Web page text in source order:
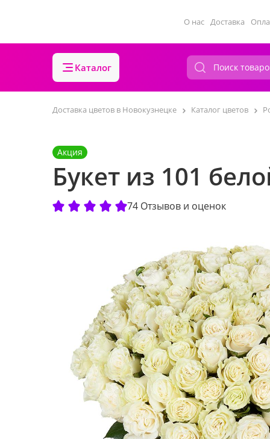
О нас Доставка
Каталог
Доставка цветов в Новокузнецке Каталог цветов
Акция
Букет из 101
74 Отзывов и оценок